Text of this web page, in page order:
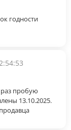
годности
пробую
13.10.2025.